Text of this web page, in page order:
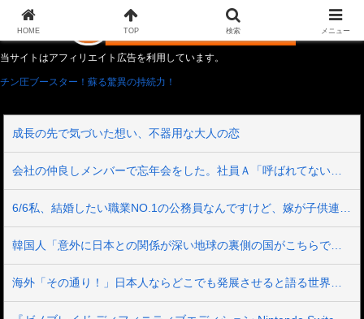
当サイトはアフィリエイト広告を利用しています。
チン圧ブースター！蘇る驚異の持続力！
成長の先で気づいた想い、不器用な大人の恋
HOME TOP 検索 メニュー